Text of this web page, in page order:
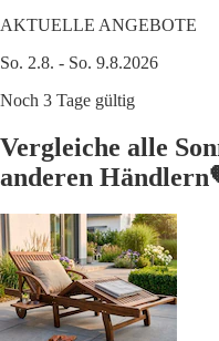
AKTUELLE ANGEBOTE
So. 2.8. - So. 9.8.2026
Noch 3 Tage gültig
Vergleiche alle
anderen